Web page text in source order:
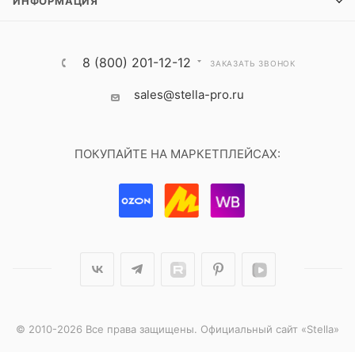
8 (800) 201-12-12 ЗАКАЗАТЬ ЗВОНОК
sales@stella-pro.ru
ПОКУПАЙТЕ НА МАРКЕТПЛЕЙСАХ:
© 2010-2026 Все права защищены. Официальный сайт «Stella»